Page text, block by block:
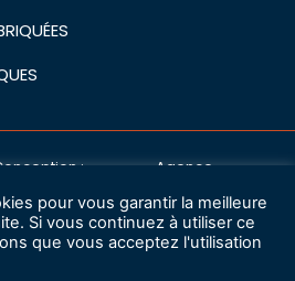
: Agencecwa
légales
données à caractère personnel
pour vous garantir la meilleure
Si vous continuez à utiliser ce
que vous acceptez l'utilisation